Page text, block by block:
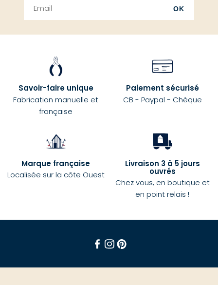
OK
Savoir-faire unique
Fabrication manuelle et
française
Paiement sécurisé
CB - Paypal - Chèque
Marque française
Localisée sur la côte Ouest
Livraison 3 à 5 jours
ouvrés
Chez vous, en boutique et
en point relais !